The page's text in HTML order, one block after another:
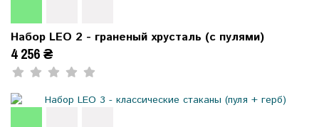
Набор LEO 2 - граненый хрусталь (с пулями)
4 256 ₴